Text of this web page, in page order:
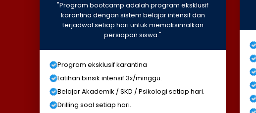
"Program bootcamp adalah program eksklusif
karantina dengan sistem belajar intensif dan
terjadwal setiap hari untuk memaksimalkan
persiapan siswa."
Program eksklusif karantina
Latihan binsik intensif 3x/minggu.
Belajar Akademik / SKD / Psikologi setiap hari.
Drilling soal setiap hari.